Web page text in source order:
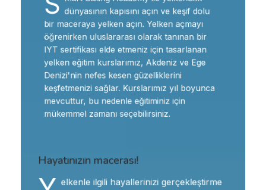
dünyasının kapısını açın ve keşif dolu
bir maceraya yelken açın. Yelken açmayı
öğrenirken uluslararası olarak tanınan bir
IYT sertifikası elde etmeniz için tasarlanan
yelken eğitim kurslarımız, Akdeniz ve Ege
Denizi'nin nefes kesen güzelliklerini
keşfetmenizi sağlar. Kurslarımız yıl boyunca
mevcuttur, bu nedenle eğitiminiz için
Hayatınızın macerası!
elkenle ilgili hayallerinizi gerçekleştirme